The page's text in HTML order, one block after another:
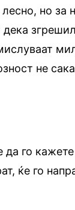
но за
не
го кажете
ќе го